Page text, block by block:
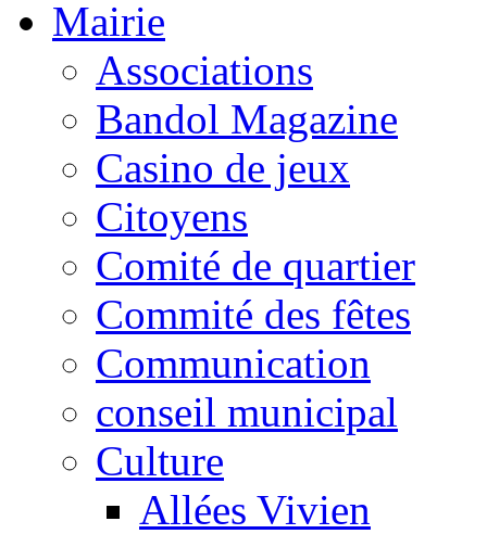
Mairie
Associations
Bandol Magazine
Casino de jeux
Citoyens
Comité de quartier
Commité des fêtes
Communication
conseil municipal
Culture
Allées Vivien